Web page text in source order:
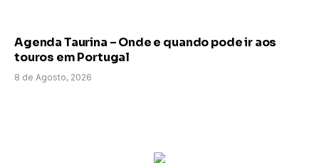
Agenda Taurina – Onde e quando pode ir aos
touros em Portugal
8 de Agosto, 2026